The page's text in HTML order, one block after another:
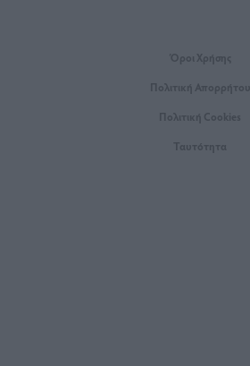
Όροι Xρήσης
Πολιτική Απορρήτου
Πολιτική Cookies
Ταυτότητα